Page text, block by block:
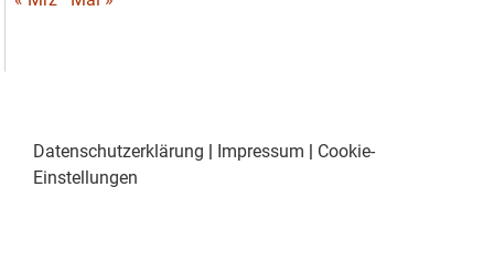
Datenschutzerklärung | Impressum | Cookie-
Einstellungen